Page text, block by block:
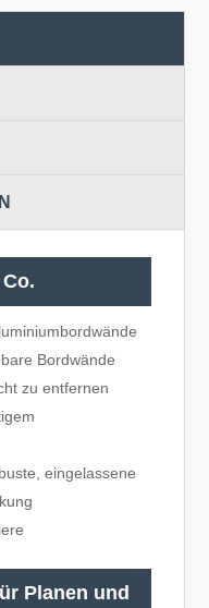
Bordwände
zu entfernen
eingelassene
Planen und